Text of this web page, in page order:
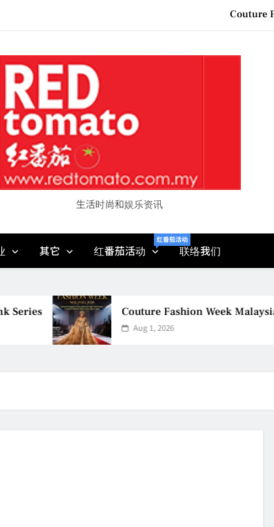
Couture
Couture
“See Her Heal – 1,000 Untold
2026 全国房地产大奖创
生活时尚和娱乐资讯
其它 红番茄活动
红番茄活动
联络我们
Couture Fashion Week Malaysia
Aug 1, 2026